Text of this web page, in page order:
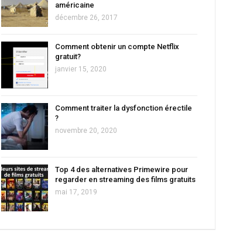
américaine
décembre 26, 2017
Comment obtenir un compte Netflix
gratuit?
janvier 15, 2020
Comment traiter la dysfonction érectile
?
novembre 20, 2020
Top 4 des alternatives Primewire pour
regarder en streaming des films gratuits
mai 17, 2019